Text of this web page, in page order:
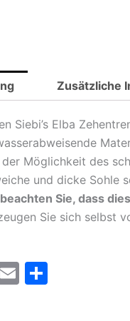
Zusätzliche
Siebi’s Elba
der Möglichkeit des
und dicke Sohle
Sie, dass
Sie sich selbst
E